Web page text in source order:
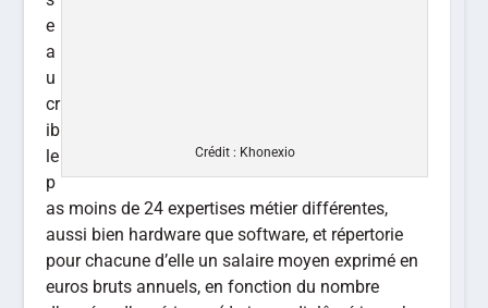
Crédit : Khonexio
e
a
u
cr
ib
le
p
as moins de 24 expertises métier différentes,
aussi bien hardware que software, et répertorie
pour chacune d’elle un salaire moyen exprimé en
euros bruts annuels, en fonction du nombre